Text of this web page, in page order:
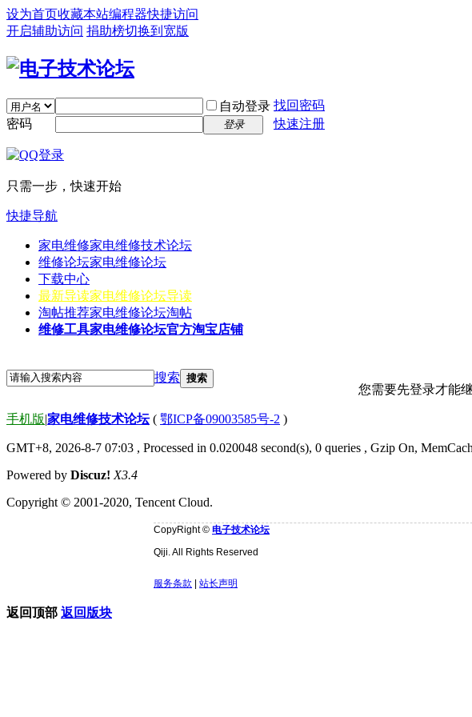
设为首页收藏本站编程器快捷访问
开启辅助访问 捐助榜切换到宽版
自动登录 找回密码
密码
登录 快速注册
只需一步，快速开始
快捷导航
家电维修家电维修技术论坛
维修论坛家电维修论坛
下载中心
最新导读家电维修论坛导读
淘帖推荐家电维修论坛淘帖
维修工具家电维修论坛官方淘宝店铺
搜索 搜索
您需要先登录才能
手机版|家电维修技术论坛( 鄂ICP备09003585号-2 )
GMT+8, 2026-8-7 07:03 , Processed in 0.020048 second(s), 0 queries , Gzip On,
Powered by Discuz! X3.4
Copyright © 2001-2020, Tencent Cloud.
CopyRight © 电子技术论坛
Qiji. All Rights Reserved
服务条款 | 站长声明
返回顶部 返回版块